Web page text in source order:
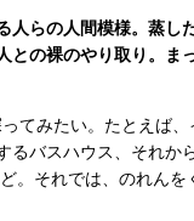
人らの人間模様。蒸し
との裸のやり取り。ま
てみたい。たとえば、
るバスハウス、それか
。それでは、のれんを